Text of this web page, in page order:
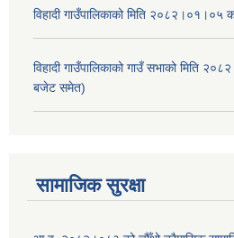
विहादी गाउँपालिकाको मिति २०८२।०१।०५
विहादी गाउँपालिकाको गाउँ सभाको मिति
बजेट समेत)
सामाजिक सुरक्षा